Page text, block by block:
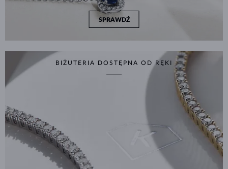
SPRAWDŹ
BIŻUTERIA DOSTĘPNA OD RĘKI